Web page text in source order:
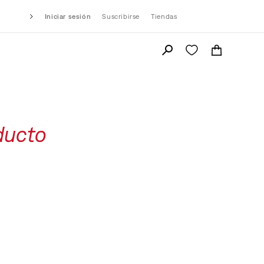
Iniciar sesión Suscribirse Tiendas